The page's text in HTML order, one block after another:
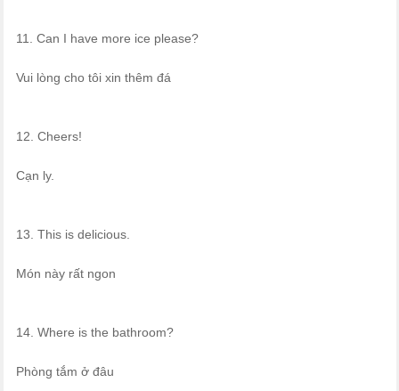
11. Can I have more ice please?
Vui lòng cho tôi xin thêm đá
12. Cheers!
Cạn ly.
13. This is delicious.
Món này rất ngon
14. Where is the bathroom?
Phòng tắm ở đâu